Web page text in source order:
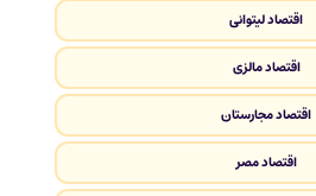
اقتصاد لیتوانی
اقتصاد مالزی
اقتصاد مجارستان
اقتصاد مصر